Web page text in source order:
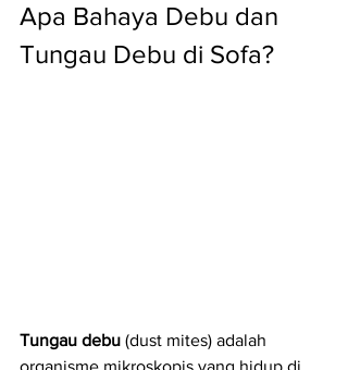
Apa Bahaya Debu dan
Tungau Debu di Sofa?
Tungau debu (dust mites) adalah